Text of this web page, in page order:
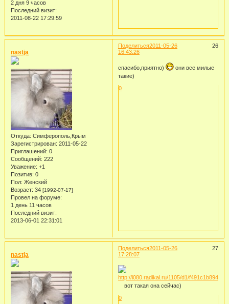
2 дня 9 часов
Последний визит:
2011-08-22 17:29:59
Поделиться 26
2011-05-26
16:43:26
nastja
Откуда: Симферополь,Крым
Зарегистрирован: 2011-05-22
Приглашений: 0
Сообщений: 222
Уважение: +1
Позитив: 0
Пол: Женский
Возраст: 34 [1992-07-17]
Провел на форуме:
1 день 11 часов
Последний визит:
2013-06-01 22:31:01
спасибо,приятно)
они все милые
такие)
0
Поделиться 27
2011-05-26
17:28:07
nastja
вот такая она сейчас)
0